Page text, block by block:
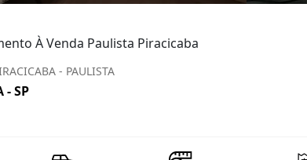
À Venda Paulista Piracicaba
- PAULISTA
- SP